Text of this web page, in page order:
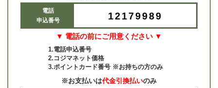
電話
申込番号
12179989
▼ 電話の前にご用意ください ▼
1.電話申込番号
2.コジマネット価格
3.ポイントカード番号 ※お持ちの方のみ
※お支払いは代金引換払いのみ